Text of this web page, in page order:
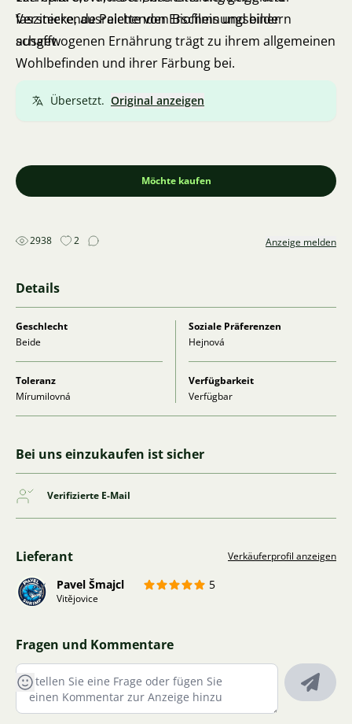
faszinierende Palette von Erscheinungsbildern
schafft.
Verstecke, ausreichenden Biofilms und einer
ausgewogenen Ernährung trägt zu ihrem allgemeinen
Wohlbefinden und ihrer Färbung bei.
Übersetzt. Original anzeigen
Möchte kaufen
2938 2 Anzeige melden
Details
Geschlecht
Beide
Soziale Präferenzen
Hejnová
Toleranz
Mírumilovná
Verfügbarkeit
Verfügbar
Bei uns einzukaufen ist sicher
Verifizierte E-Mail
Lieferant Verkäuferprofil anzeigen
Pavel Šmajcl 5
Vitějovice
Fragen und Kommentare